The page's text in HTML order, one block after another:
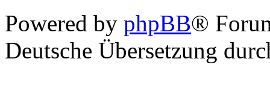
Powered by phpBB®
Deutsche Übersetzung